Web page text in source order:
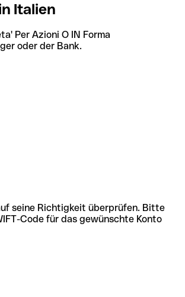
Italien
Per Azioni O IN Forma
oder der Bank.
seine Richtigkeit überprüfen. Bitte
Code für das gewünschte Konto